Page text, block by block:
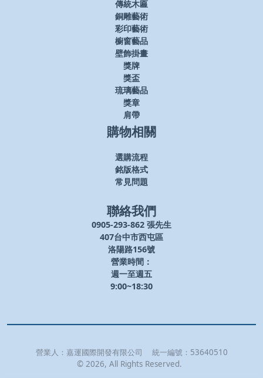
傳統木匾
銅雕藝術
彩印藝術
櫥窗藝品
壁飾掛畫
獎牌
獎盃
琉璃藝品
獎章
肩帶
購物相關
選購流程
銘版格式
常見問題
聯絡我們
0905-293-862 張先生
407台中市西屯區
洛陽路156號
營業時間：
週一至週五
9:00~18:30
營業人： 嘉運國際開發有限公司 統一編號： 53640510
© 2026, All Rights Reserved.